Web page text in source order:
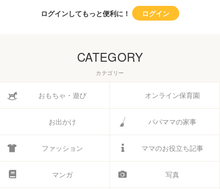
ログインしてもっと便利に！ ログイン
CATEGORY
カテゴリー
おもちゃ・遊び オンライン保育園
お出かけ パパママの家事
ファッション ママのお役立ち記事
マンガ 写真